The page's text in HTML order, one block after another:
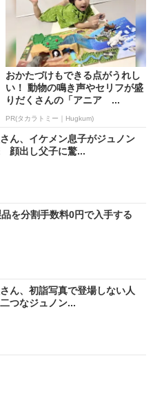
おかたづけもできる点がうれし
い！ 動物の鳴き声やセリフが盛
りだくさんの「アニア ...
PR(タカラトミー｜Hugkum)
ん、イケメン息子がジュノン
顔出し父子に驚...
を分割手数料0円で入手する
ん、初詣写真で登場しない人
つなジュノン...